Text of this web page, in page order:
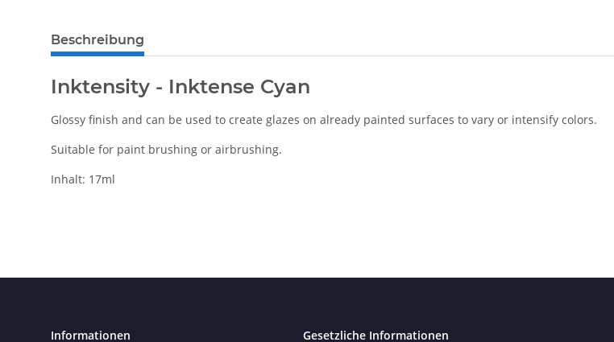
Beschreibung
Inktensity - Inktense Cyan
Glossy finish and can be used to create glazes on already painted surfaces to vary or intensify colors.
Suitable for paint brushing or airbrushing.
Inhalt: 17ml
Informationen Gesetzliche Informationen